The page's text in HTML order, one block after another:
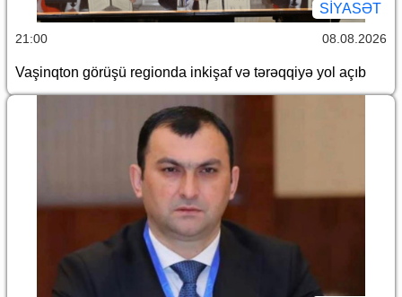
SİYASƏT
21:00 08.08.2026
Vaşinqton görüşü regionda inkişaf və tərəqqiyə yol açıb